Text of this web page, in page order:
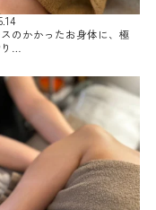
のかかったお身体に、極
…